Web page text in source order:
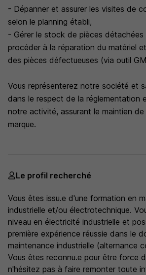
- Dépanner et assurer les visites de
selon le planning établi,
- Gérer le stock de pièces
procéder à la réparation du matériel
des pièces défectueuses (via outil
Vous représenterez notre société et
dans le respect de la réglementation
notre activité, assurant le maintien
marque.
Le profil recherché
Vous êtes issu.e d'une formation en
industrielle et/ou électrotechnique.
niveau en électricité industrielle et
première expérience réussie dans le
maintenance industrielle (alternance
Vous êtes reconnu.e pour être force
n'hésitez pas à faire remonter toute